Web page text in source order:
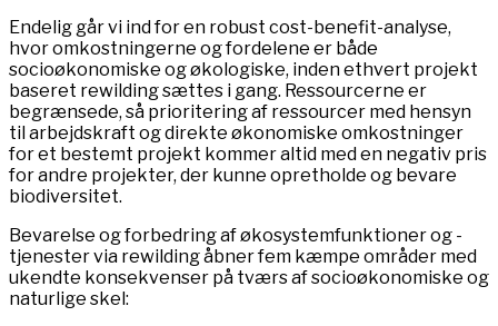
Endelig går vi ind for en robust cost-benefit-analyse,
hvor omkostningerne og fordelene er både
socioøkonomiske og økologiske, inden ethvert projekt
baseret rewilding sættes i gang. Ressourcerne er
begrænsede, så prioritering af ressourcer med hensyn
til arbejdskraft og direkte økonomiske omkostninger
for et bestemt projekt kommer altid med en negativ pris
for andre projekter, der kunne opretholde og bevare
biodiversitet.
Bevarelse og forbedring af økosystemfunktioner og -
tjenester via rewilding åbner fem kæmpe områder med
ukendte konsekvenser på tværs af socioøkonomiske og
naturlige skel: